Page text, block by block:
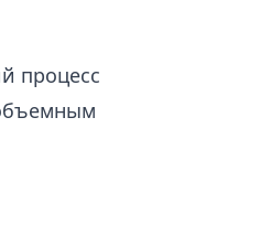
процесс